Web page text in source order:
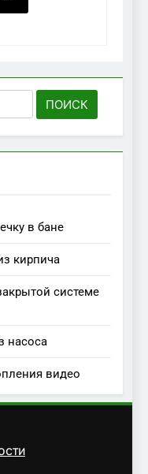
в бане
кирпича
системе
насоса
видео